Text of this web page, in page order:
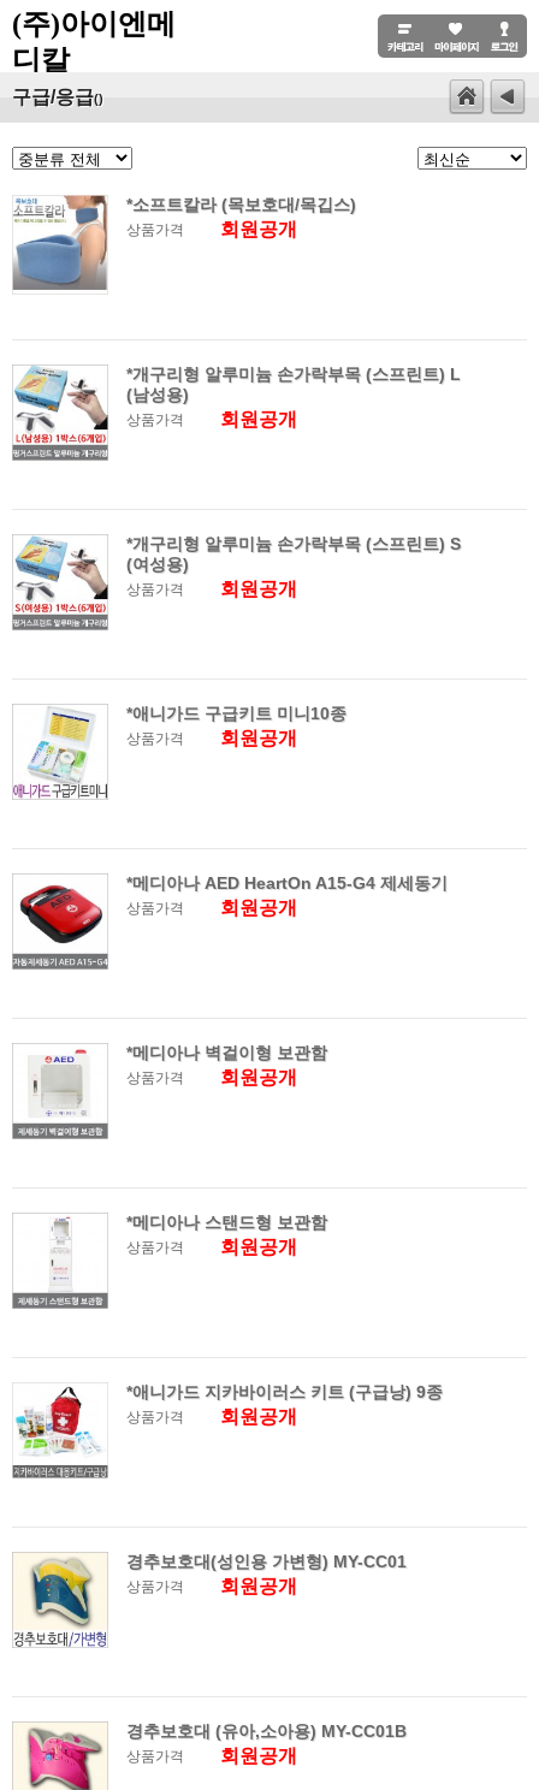
(주)아이엔메
디칼
구급/응급()
*소프트칼라 (목보호대/목깁스)
상품가격 회원공개
*개구리형 알루미늄 손가락부목 (스프린트) L
(남성용)
상품가격 회원공개
*개구리형 알루미늄 손가락부목 (스프린트) S
(여성용)
상품가격 회원공개
*애니가드 구급키트 미니10종
상품가격 회원공개
*메디아나 AED HeartOn A15-G4 제세동기
상품가격 회원공개
*메디아나 벽걸이형 보관함
상품가격 회원공개
*메디아나 스탠드형 보관함
상품가격 회원공개
*애니가드 지카바이러스 키트 (구급낭) 9종
상품가격 회원공개
경추보호대(성인용 가변형) MY-CC01
상품가격 회원공개
경추보호대 (유아,소아용) MY-CC01B
상품가격 회원공개